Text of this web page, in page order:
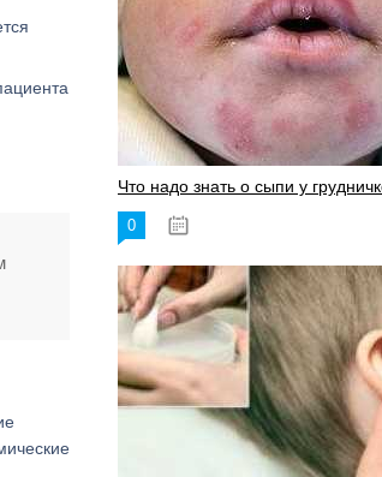
Что надо знать о сыпи у
0